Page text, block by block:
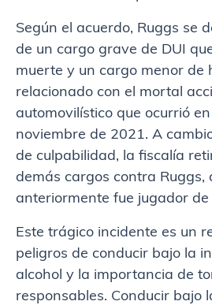
Según el acuerdo, Ruggs se
de un cargo grave de DUI
muerte y un cargo menor de
relacionado con el mortal
automovilístico que ocurrió
noviembre de 2021. A
de culpabilidad, la fiscalía
demás cargos contra Ruggs,
anteriormente fue jugador de
Este trágico incidente es un
peligros de conducir bajo la
alcohol y la importancia de
responsables. Conducir bajo